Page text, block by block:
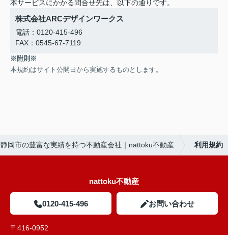
本サービスにかかる問合せ先は、以下の通りです。
株式会社ARCデザインワークス
電話：0120-415-496
FAX：0545-67-7119
※附則※
本規約はサイト公開日から実施するものとします。
静岡市の豊富な実績を持つ不動産会社｜nattoku不動産 利用規約
nattoku不動産
0120-415-496 お問い合わせ
〒416-0952